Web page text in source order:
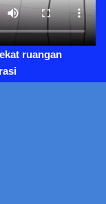
ruangan